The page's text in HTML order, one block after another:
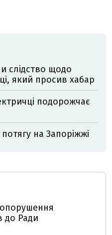
слідство щодо
який просив хабар
подорожчає
на Запоріжжі
до Ради